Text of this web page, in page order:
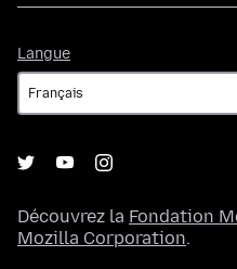
Langue
Découvrez la Fondation
Mozilla Corporation.